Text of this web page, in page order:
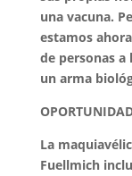
una vacuna.
estamos
de personas a
un arma
La
Fuellmich